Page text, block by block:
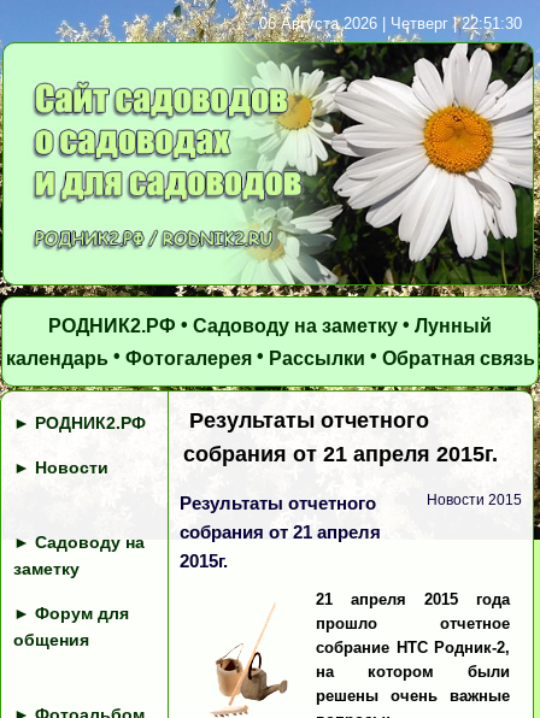
06 Августа 2026 | Четверг | 22:51:31
РОДНИК2.РФ • Садоводу на заметку • Лунный
календарь • Фотогалерея• Рассылки • Обратная связь
► РОДНИК2.РФ
► Новости
► Садоводу на
заметку
► Форум для
общения
Результаты отчетного
собрания от 21 апреля 2015г.
Результаты отчетного
собрания от 21 апреля
2015г.
Новости 2015
21 апреля 2015 года
прошло отчетное
собрание НТС Родник-2,
на котором были
решены очень важные